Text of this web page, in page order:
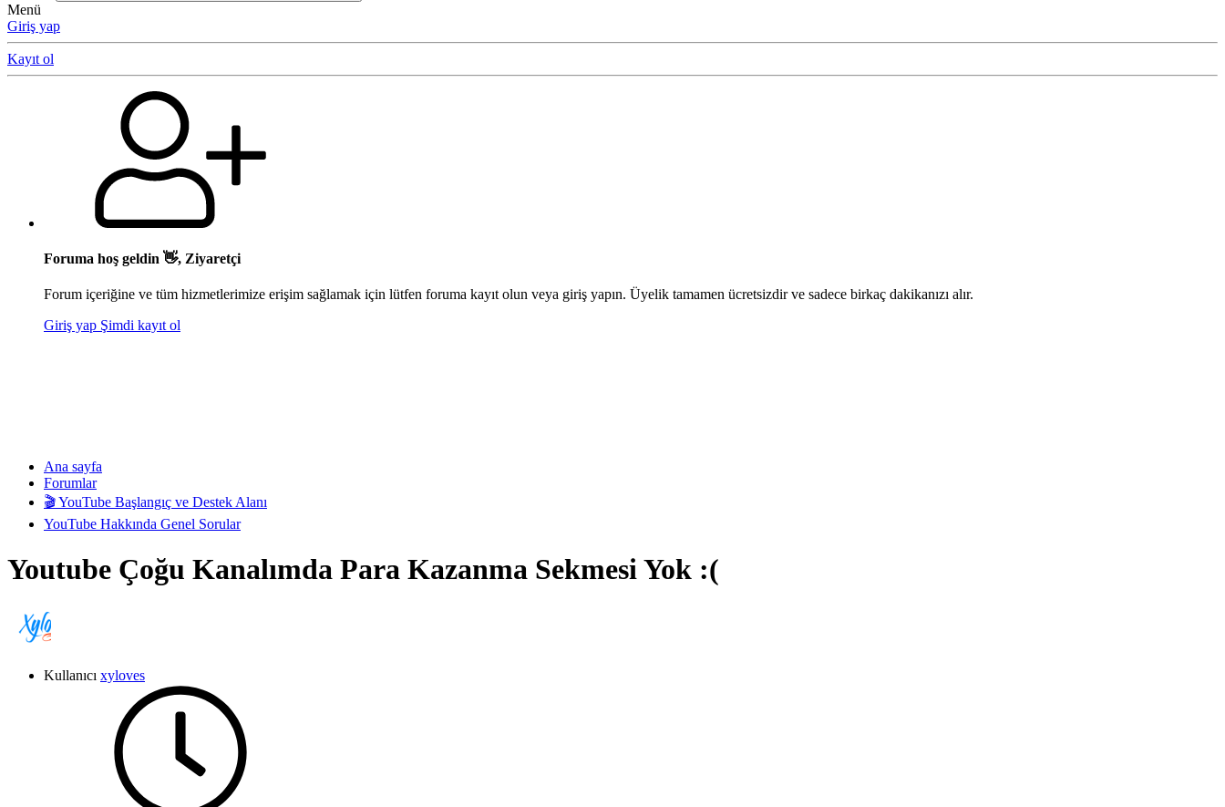
Menü
Giriş yap
Kayıt ol
Foruma hoş geldin 👋, Ziyaretçi
Forum içeriğine ve tüm hizmetlerimize erişim sağlamak için lütfen foruma kayıt olun veya giriş yapın. Üyelik tamamen ücretsizdir ve sadece birkaç dakikanızı alır.
Giriş yap Şimdi kayıt ol
Ana sayfa
Forumlar
🎬 YouTube Başlangıç ve Destek Alanı
YouTube Hakkında Genel Sorular
Youtube Çoğu Kanalımda Para Kazanma Sekmesi Yok :(
Kullanıcı xyloves